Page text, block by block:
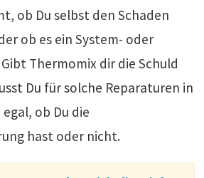
ob Du selbst den Schaden
ob es ein System- oder
Thermomix dir die Schuld
Du für solche Reparaturen in
ob Du die
hast oder nicht.